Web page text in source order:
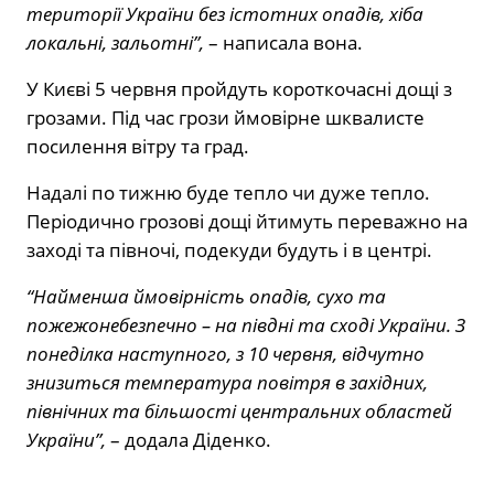
території України без істотних опадів, хіба
локальні, зальотні”, – написала вона.
У Києві 5 червня пройдуть короткочасні дощі з
грозами. Під час грози ймовірне шквалисте
посилення вітру та град.
Надалі по тижню буде тепло чи дуже тепло.
Періодично грозові дощі йтимуть переважно на
заході та півночі, подекуди будуть і в центрі.
“Найменша ймовірність опадів, сухо та
пожежонебезпечно – на півдні та сході України. З
понеділка наступного, з 10 червня, відчутно
знизиться температура повітря в західних,
північних та більшості центральних областей
України”, – додала Діденко.